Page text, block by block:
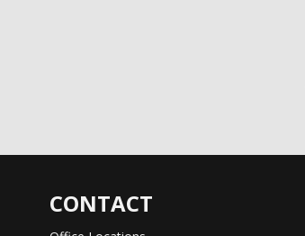
CONTACT